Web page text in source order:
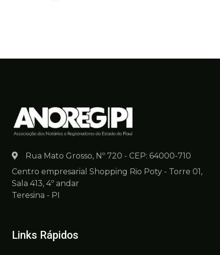
Rua Mato Grosso, Nº 720 - CEP: 64000-710
Centro empresarial Shopping Rio Poty - Torre 01,
Sala 413, 4º andar
Teresina - PI
Links Rápidos